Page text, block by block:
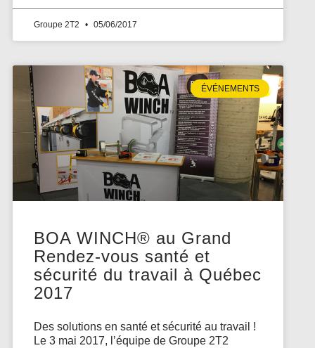
Groupe 2T2 05/06/2017
ÉVÉNEMENTS
BOA WINCH® au Grand
Rendez-vous santé et
sécurité du travail à Québec
2017
Des solutions en santé et sécurité au travail !
Le 3 mai 2017, l’équipe de Groupe 2T2